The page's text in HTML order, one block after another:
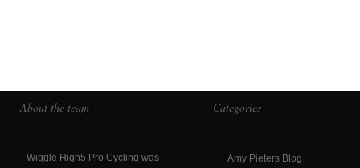
About the team
Wiggle High5 Pro Cycling was
Categories
Amy Pieters Blog